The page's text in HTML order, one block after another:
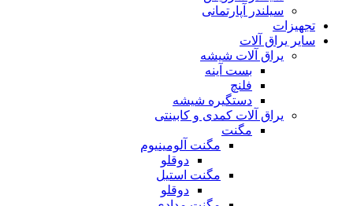
سیلندر آپارتمانی
تجهیزات
سایر یراق آلات
یراق آلات شیشه
بست آینه
فلنچ
دستگیره شیشه
یراق آلات کمدی و کابینتی
مگنت
مگنت آلومینیوم
دوقلو
مگنت استیل
دوقلو